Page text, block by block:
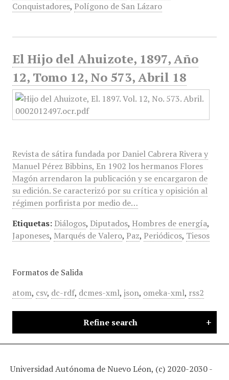
Conquistadores, Polígono de San Lázaro
El Hijo del Ahuizote, 1897, Año
12, Tomo 12, No 573, Abril 18
Revista de sátira fundada por Daniel Cabrera Rivera y
Manuel Pérez Bibbins, En 1902 los hermanos Flores
Magón arrendaron la publicación y se encargaron de
su edición. Se caracterizó por su crítica y opisición al
régimen porfirista por medio de…
Etiquetas: Diálogos, Diputados, Hombres de energía,
Japoneses, Marqués de Valero, Paz, Periódicos, Tiesos
Formatos de Salida
atom, csv, dc-rdf, dcmes-xml, json, omeka-xml, rss2
Refine search
Universidad Autónoma de Nuevo Léon, (c) 2020-2030 -